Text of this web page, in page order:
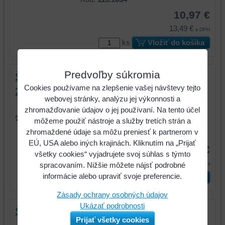
10,97 €
13,49 € s DPH
ks Vložiť do košíka
Škripcové kliešte s dlhými čeľusťami,
210mm
Škripcové kliešte s dlhými čeľusťami,
210mm
Kód:115.1035
13,23 €
16,28 € s DPH
ks Vložiť do košíka
Škripcové kliešte, ozubené, 0-55mm
Predvoľby súkromia
Cookies používame na zlepšenie vašej návštevy tejto
webovej stránky, analýzu jej výkonnosti a
zhromažďovanie údajov o jej používaní. Na tento účel
môžeme použiť nástroje a služby tretích strán a
zhromaždené údaje sa môžu preniesť k partnerom v
EÚ, USA alebo iných krajinách. Kliknutím na „Prijať
všetky cookies“ vyjadrujete svoj súhlas s týmto
spracovaním. Nižšie môžete nájsť podrobné
informácie alebo upraviť svoje preferencie.
Zásady ochrany osobných údajov
Ukázať podrobnosti
Prijať všetky cookies